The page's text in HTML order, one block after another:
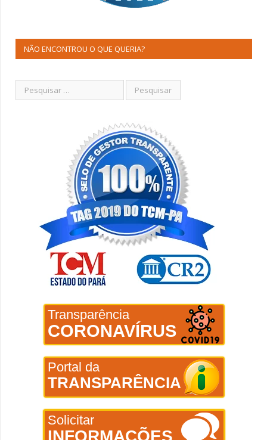
NÃO ENCONTROU O QUE QUERIA?
Transparência
CORONAVÍRUS
Portal da
TRANSPARÊNCIA
Solicitar
INFORMAÇÕES